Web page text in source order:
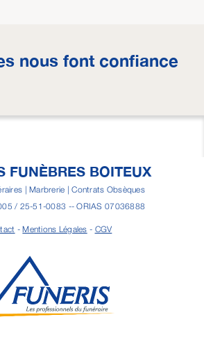
nous font confiance
FUNÈBRES BOITEUX
| Marbrerie | Contrats Obsèques
/ 25-51-0083 -- ORIAS 07036888
-Mentions Légales - CGV